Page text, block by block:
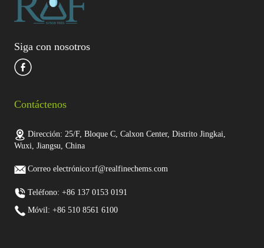
Siga con nosotros
Contáctenos
Dirección: 25/F, Bloque C, Calxon Center, Distrito Jingkai,
Wuxi, Jiangsu, China
Correo electrónico:rf@realfinechems.com
Teléfono: +86 137 0153 0191
Móvil: +86 510 8561 6100